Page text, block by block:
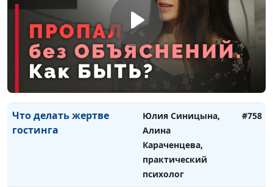
практический
психолог
Как пережить утрату
Юлия Синицына,
Алина Караченцева,
практический
психолог
#759
Что делать жертве
гостинга
Юлия Синицына,
Алина
Караченцева,
практический
психолог
#758